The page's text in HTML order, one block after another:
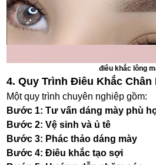
điêu khắc lông
4. Quy Trình Điêu Khắc Chân
Một quy trình chuyên nghiệp gồm:
Bước 1: Tư vấn dáng mày phù
Bước 2: Vệ sinh và ủ tê
Bước 3: Phác thảo dáng mày
Bước 4: Điêu khắc tạo sợi